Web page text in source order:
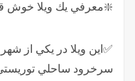
❇️معرفي يك ويلا خوش
✅اين ويلا در يكي از
سرخرود ساحلي